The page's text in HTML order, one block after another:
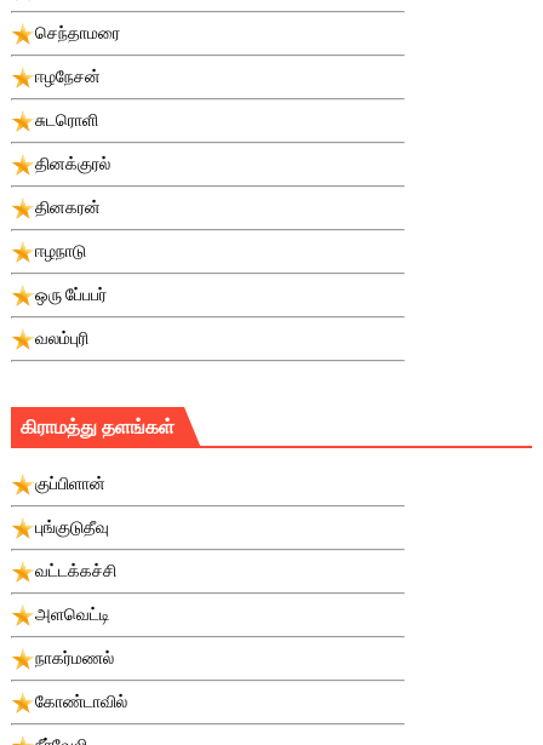
செந்தாமரை
ஈழநேசன்
சுடரொளி
தினக்குரல்
தினகரன்
ஈழநாடு
ஒரு பே்பபர்
வலம்புரி
கிராமத்து தளங்கள்
குப்பிளான்
புங்குடுதீவு
வட்டக்கச்சி
அளவெட்டி
நாகர்மணல்
கோண்டாவில்